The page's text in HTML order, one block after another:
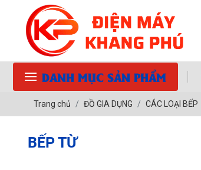
DANH MỤC SẢN PHẨM
Trang chủ ĐỒ GIA DỤNG CÁC LOẠI BẾP
BẾP TỪ